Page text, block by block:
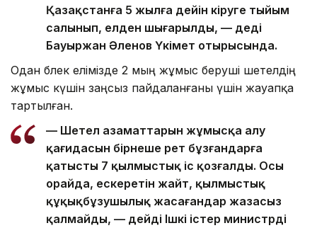
Қазақстанға 5 жылға дейін кіруге тыйым
салынып, елден шығарылды, — деді
Бауыржан Әленов Үкімет отырысында.
Одан бөлек елімізде 2 мың жұмыс беруші шетелдің
жұмыс күшін заңсыз пайдаланғаны үшін жауапқа
тартылған.
— Шетел азаматтарын жұмысқа алу
қағидасын бірнеше рет бұзғандарға
қатысты 7 қылмыстық іс қозғалды. Осы
орайда, ескеретін жайт, қылмыстық
құқықбұзушылық жасағандар жазасыз
қалмайды, — дейді Ішкі істер министрдің